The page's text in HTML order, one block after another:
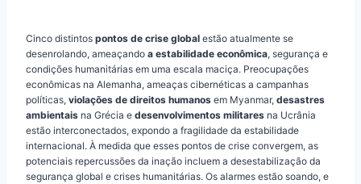
Cinco distintos pontos de crise global estão atualmente se
desenrolando, ameaçando a estabilidade econômica, segurança e
condições humanitárias em uma escala maciça. Preocupações
econômicas na Alemanha, ameaças cibernéticas a campanhas
políticas, violações de direitos humanos em Myanmar, desastres
ambientais na Grécia e desenvolvimentos militares na Ucrânia
estão interconectados, expondo a fragilidade da estabilidade
internacional. À medida que esses pontos de crise convergem, as
potenciais repercussões da inação incluem a desestabilização da
segurança global e crises humanitárias. Os alarmes estão soando, e